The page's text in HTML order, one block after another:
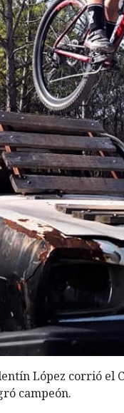
López corrió el
campeón.